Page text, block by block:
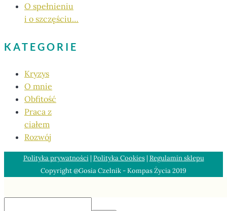
O spełnieniu
i o szczęściu…
KATEGORIE
Kryzys
O mnie
Obfitość
Praca z
ciałem
Rozwój
Polityka prywatności| Polityka Cookies| Regulamin sklepu
Copyright @Gosia Czelnik - Kompas Życia 2019